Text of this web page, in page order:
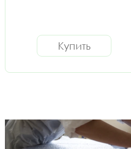
Купить